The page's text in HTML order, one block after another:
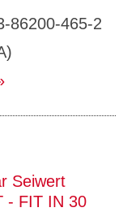
86200-465-2
Seiwert
- FIT IN 30